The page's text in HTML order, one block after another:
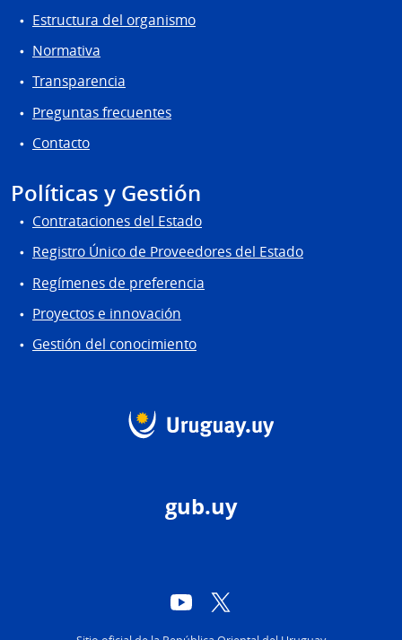
Estructura del organismo
Normativa
Transparencia
Preguntas frecuentes
Contacto
Políticas y Gestión
Contrataciones del Estado
Registro Único de Proveedores del Estado
Regímenes de preferencia
Proyectos e innovación
Gestión del conocimiento
gub.uy
YouTube